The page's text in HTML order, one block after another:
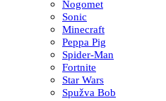
Nogomet
Sonic
Minecraft
Peppa Pig
Spider-Man
Fortnite
Star Wars
Spužva Bob